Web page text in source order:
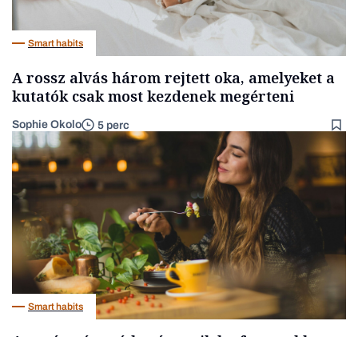
Smart habits
A rossz alvás három rejtett oka, amelyeket a
kutatók csak most kezdenek megérteni
Sophie Okolo 5 perc
Smart habits